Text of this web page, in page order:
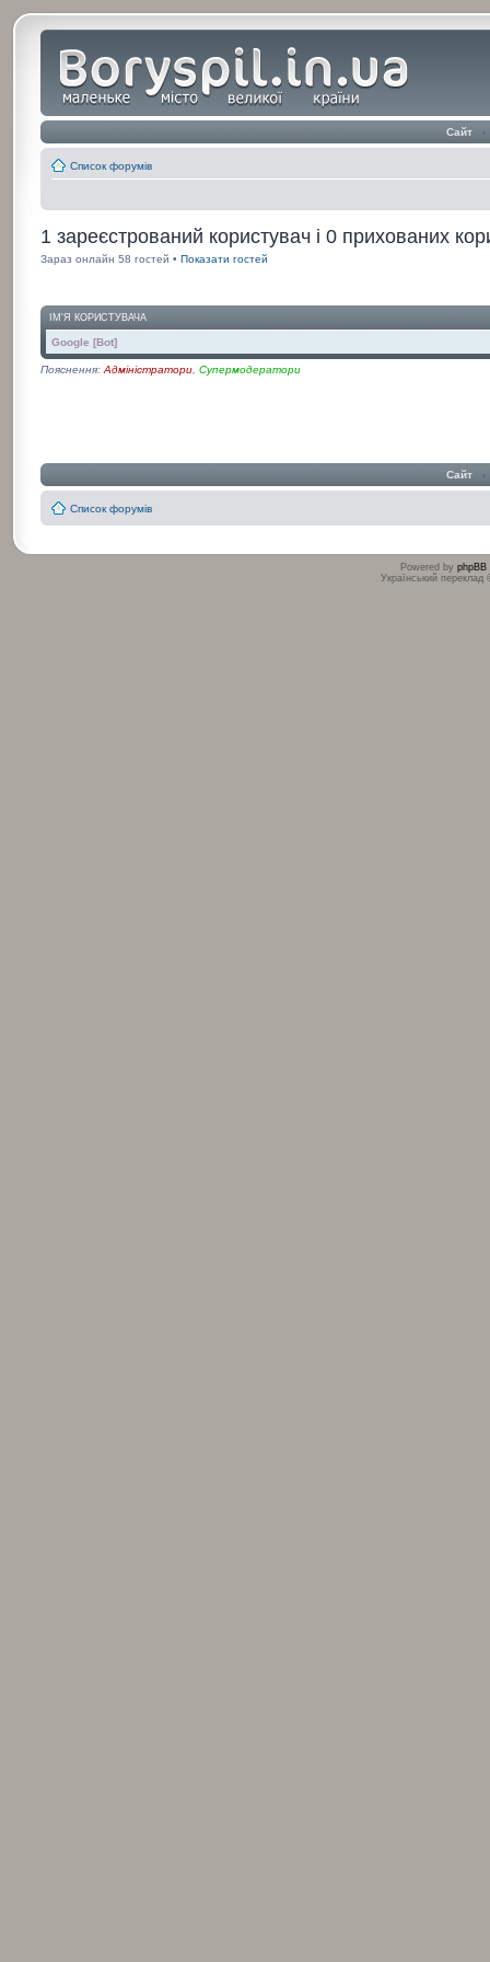
Сайт ‹
Список форумів
1 зареєстрований користувач і 0 прихованих
Зараз онлайн 58 гостей • Показати гостей
ІМ'Я КОРИСТУВАЧА
Google [Bot]
Пояснення: Адміністратори, Супермодератори
Сайт ‹
Список форумів
Powered by phpBB
Український